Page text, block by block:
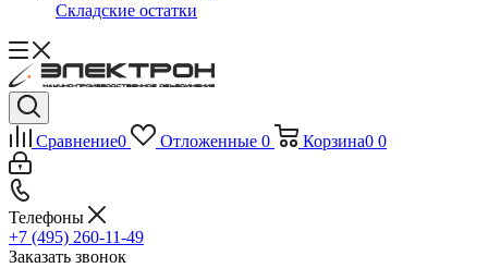
Складские остатки
Сравнение0 Отложенные 0 Корзина0 0
Телефоны
+7 (495) 260-11-49
Заказать звонок